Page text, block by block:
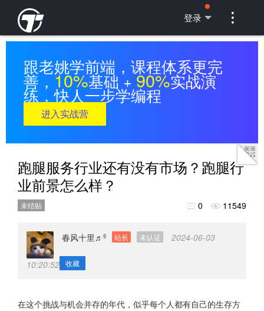
登录 
跟老姚学前端，课程体系更完
善，10%基础 +90%实战演
练，快人一步学编程
进入实战营
跑腿服务行业还有没有市场？跑腿行
业前景怎么样？
未结贴  0  11549
春风十里♬º 站长 未认证 2024-06-03
10:20:52 收藏
在这个挑战与机会并存的年代，似乎每个人都有自己的生存方